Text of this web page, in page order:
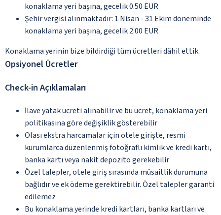
konaklama yeri başına, gecelik 0.50 EUR
Şehir vergisi alınmaktadır: 1 Nisan - 31 Ekim döneminde
konaklama yeri başına, gecelik 2.00 EUR
Konaklama yerinin bize bildirdiği tüm ücretleri dâhil ettik.
Opsiyonel Ücretler
Check-in Açıklamaları
İlave yatak ücreti alınabilir ve bu ücret, konaklama yeri
politikasına göre değişiklik gösterebilir
Olası ekstra harcamalar için otele girişte, resmi
kurumlarca düzenlenmiş fotoğraflı kimlik ve kredi kartı,
banka kartı veya nakit depozito gerekebilir
Özel talepler, otele giriş sırasında müsaitlik durumuna
bağlıdır ve ek ödeme gerektirebilir. Özel talepler garanti
edilemez
Bu konaklama yerinde kredi kartları, banka kartları ve